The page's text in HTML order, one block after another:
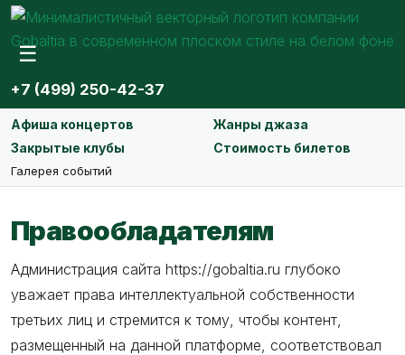
☰
+7 (499) 250-42-37
Афиша концертов
Жанры джаза
Закрытые клубы
Стоимость билетов
Галерея событий
Правообладателям
Администрация сайта https://gobaltia.ru глубоко
уважает права интеллектуальной собственности
третьих лиц и стремится к тому, чтобы контент,
размещенный на данной платформе, соответствовал